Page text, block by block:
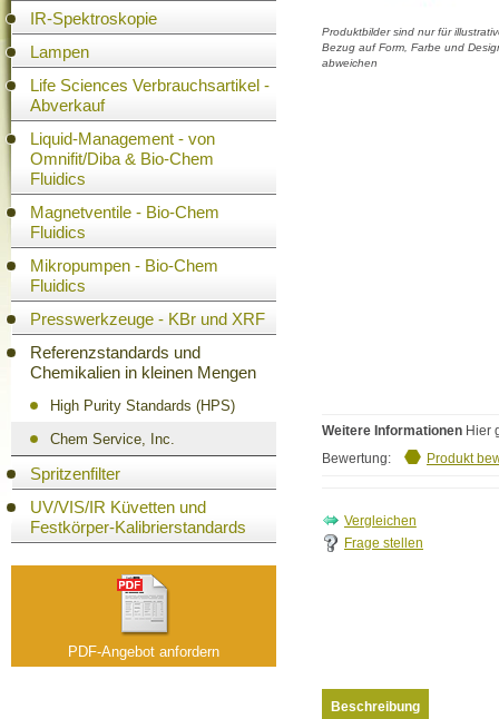
IR-Spektroskopie
Lampen
Life Sciences Verbrauchsartikel -
Abverkauf
Liquid-Management - von
Omnifit/Diba & Bio-Chem
Fluidics
Magnetventile - Bio-Chem
Fluidics
Mikropumpen - Bio-Chem
Fluidics
Presswerkzeuge - KBr und XRF
Referenzstandards und
Chemikalien in kleinen Mengen
High Purity Standards (HPS)
Chem Service, Inc.
Spritzenfilter
UV/VIS/IR Küvetten und
Festkörper-Kalibrierstandards
PDF-Angebot anfordern
Produktbilder sind nur für
Bezug auf Form, Farbe und
abweichen
Weitere Informationen Hier
Bewertung:
Produkt
Frage stellen
Beschreibung